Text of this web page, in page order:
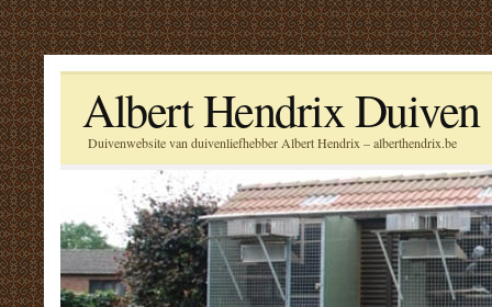
Albert Hendrix Duiven
Duivenwebsite van duivenliefhebber Albert Hendrix – alberthendrix.be